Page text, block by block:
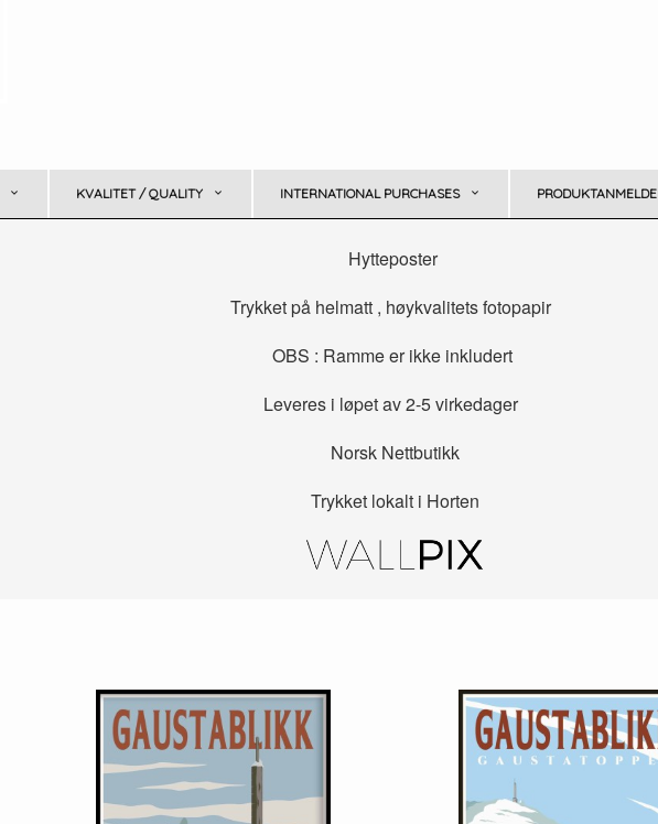
KVALITET / QUALITY INTERNATIONAL PURCHASES
Hytteposter
Trykket på helmatt , høykvalitets fotopapir
OBS : Ramme er ikke inkludert
Leveres i løpet av 2-5 virkedager
Norsk Nettbutikk
Trykket lokalt i Horten